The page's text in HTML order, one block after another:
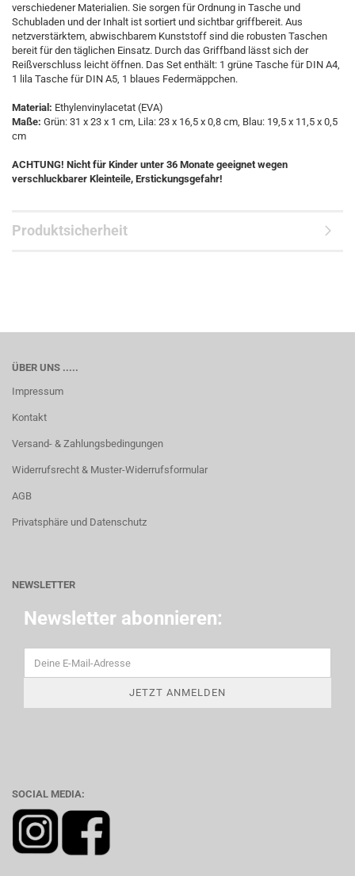
verschiedener Materialien. Sie sorgen für Ordnung in Tasche und
Schubladen und der Inhalt ist sortiert und sichtbar griffbereit. Aus
netzverstärktem, abwischbarem Kunststoff sind die robusten Taschen
bereit für den täglichen Einsatz. Durch das Griffband lässt sich der
Reißverschluss leicht öffnen. Das Set enthält: 1 grüne Tasche für DIN A4,
1 lila Tasche für DIN A5, 1 blaues Federmäppchen.
Material: Ethylenvinylacetat (EVA)
Maße: Grün: 31 x 23 x 1 cm, Lila: 23 x 16,5 x 0,8 cm, Blau: 19,5 x 11,5 x 0,5
cm
ACHTUNG! Nicht für Kinder unter 36 Monate geeignet wegen
verschluckbarer Kleinteile, Erstickungsgefahr!
Produktsicherheit
ÜBER UNS .....
Impressum
Kontakt
Versand- & Zahlungsbedingungen
Widerrufsrecht & Muster-Widerrufsformular
AGB
Privatsphäre und Datenschutz
NEWSLETTER
Newsletter abonnieren:
SOCIAL MEDIA: